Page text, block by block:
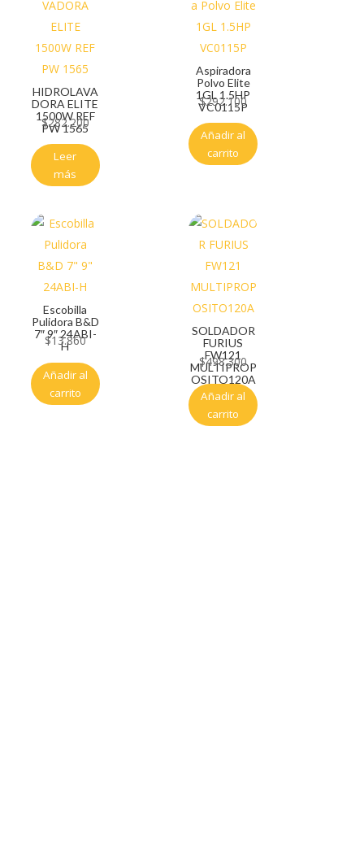
HIDROLAVA
DORA ELITE
1500W REF
PW 1565
$282.200
Leer
más
Aspiradora
Polvo Elite
1GL 1.5HP
VC0115P
$292.100
Añadir al
carrito
Escobilla
Pulidora B&D
7″ 9″ 24ABI-
H
$13.860
Añadir al
carrito
SOLDADOR
FURIUS
FW121
MULTIPROP
OSITO120A
$498.300
Añadir al
carrito